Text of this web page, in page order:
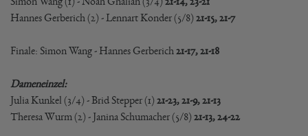
Hannes Gerberich (2) - Lennart Konder (5/8) 21-15, 21-7
Finale: Simon Wang - Hannes Gerberich 21-17, 21-18
Dameneinzel:
Julia Kunkel (3/4) - Brid Stepper (1) 21-23, 21-9, 21-13
Theresa Wurm (2) - Janina Schumacher (5/8) 21-13, 24-22